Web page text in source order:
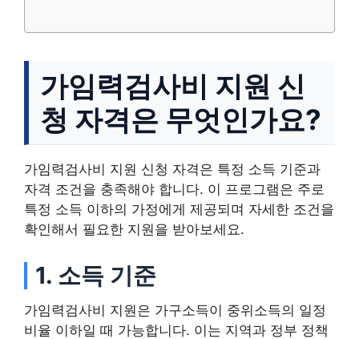
가임력검사비 지원 신
청 자격은 무엇인가요?
가임력검사비 지원 신청 자격은 특정 소득 기준과
자격 조건을 충족해야 합니다. 이 프로그램은 주로
특정 소득 이하의 가정에게 제공되며 자세한 조건을
확인해서 필요한 지원을 받아보세요.
1. 소득 기준
가임력검사비 지원은 가구소득이 중위소득의 일정
비율 이하일 때 가능합니다. 이는 지역과 정부 정책